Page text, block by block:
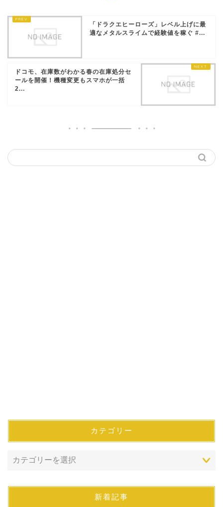
「ドラクエヒーローズ」レベル上げに最
適なメタルスライムで経験値を稼ぐ #...
ドコモ、在庫数がわかる春の在庫処分セ
ールを開催！機種変更もスマホが一括
2...
カテゴリー
新着記事